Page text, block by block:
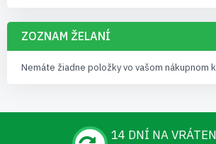
ZOZNAM ŽELANÍ
Nemáte žiadne položky vo vašom nákupnom
14 DNÍ NA